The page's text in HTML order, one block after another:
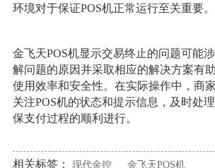
环境对于保证POS机正常运行至关重要。
金飞天POS机显示交易终止的问题可能
解问题的原因并采取相应的解决方案有
使用效率和安全性。在实际操作中，商
关注POS机的状态和提示信息，及时处
保支付过程的顺利进行。
相关标签： 现代金控 金飞天POS机